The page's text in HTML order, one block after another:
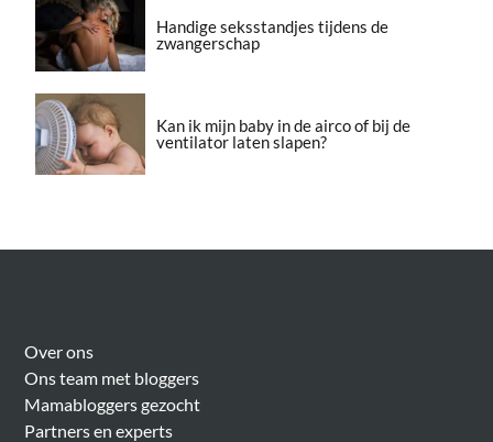
Handige seksstandjes tijdens de
zwangerschap
Kan ik mijn baby in de airco of bij de
ventilator laten slapen?
Over ons
Ons team met bloggers
Mamabloggers gezocht
Partners en experts